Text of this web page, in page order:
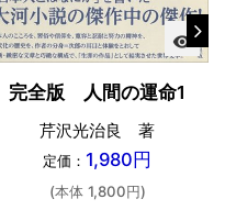
visibility
完全版 人間の運命1
芹沢光治良 著
定価： 1,980円
(本体 1,800円)